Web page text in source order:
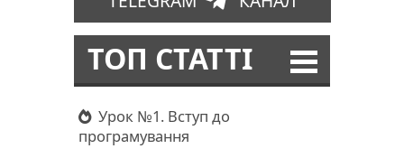
ТОП СТАТТІ
Урок №1. Вступ до
програмування